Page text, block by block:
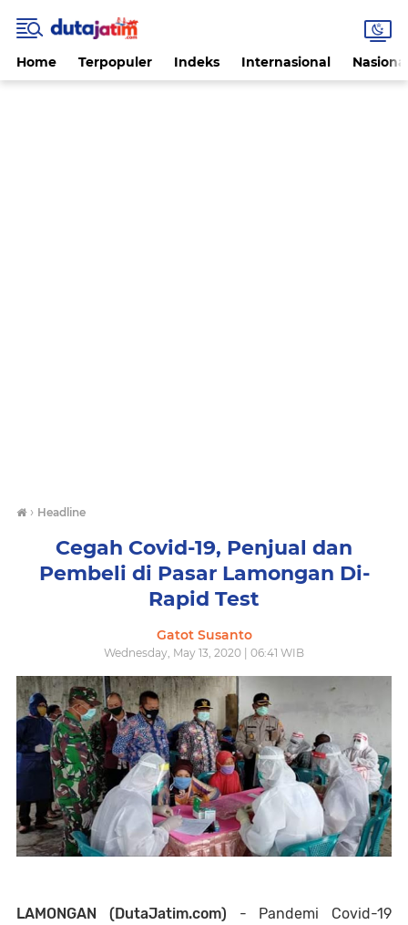
Home Terpopuler Indeks Internasional
› Headline
Cegah Covid-19, Penjual dan
Pembeli di Pasar Lamongan Di-
Rapid Test
Gatot Susanto
Wednesday, May 13, 2020 | 06:41 WIB
LAMONGAN (DutaJatim.com) - Pandemi Covid-19